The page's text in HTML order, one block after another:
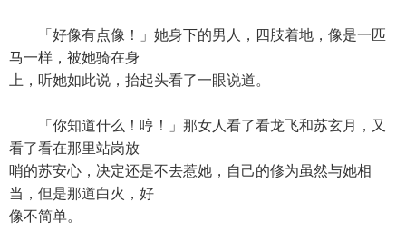
「好像有点像！」她身下的男人，四肢着地，像是一匹
马一样，被她骑在身
上，听她如此说，抬起头看了一眼说道。
「你知道什么！哼！」那女人看了看龙飞和苏玄月，又
看了看在那里站岗放
哨的苏安心，决定还是不去惹她，自己的修为虽然与她相
当，但是那道白火，好
像不简单。